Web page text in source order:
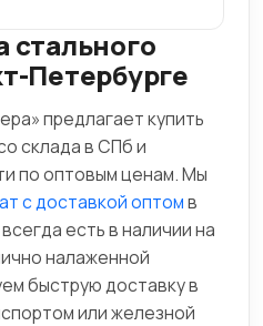
стального
Петербурге
предлагает купить
склада в СПб и
по оптовым ценам. Мы
с доставкой оптомв
есть в наличии на
налаженной
быструю доставку в
или железной